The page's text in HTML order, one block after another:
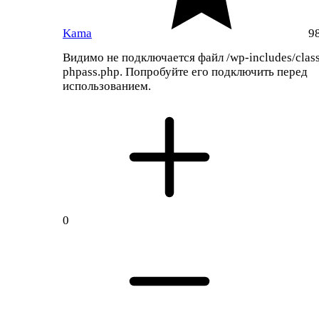
Kama
Видимо не подключается файл /wp-includes/
phpass.php. Попробуйте его подключить перед
использованием.
0